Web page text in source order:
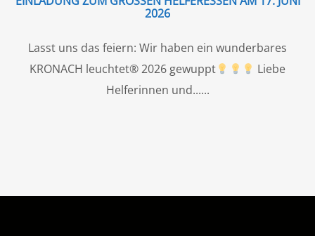
026
Lasst uns das feiern: Wir haben ein wunderbares
KRONACH leuchtet® 2026 gewuppt
Liebe
Helferinnen und...